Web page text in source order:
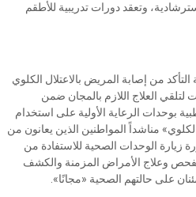
وتعقد دورات تدريبية للأطقم
من إصابة المريض بالاعتلال الكلوي
لتلقي العلاج اللازم بالمجان ضمن
بوحدات الرعاية الأولية على استخدام
مناشداً المواطنين الذين يعانون من
الوحدات الصحية للاستفادة من
وعلاج الأمراض المزمنة والكشف
على حالتهم الصحية «مجانًا».